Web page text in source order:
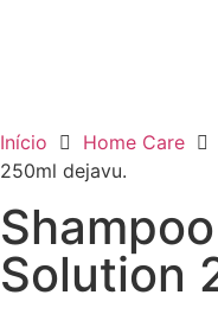
Início Home Care
250ml dejavu.
Solution